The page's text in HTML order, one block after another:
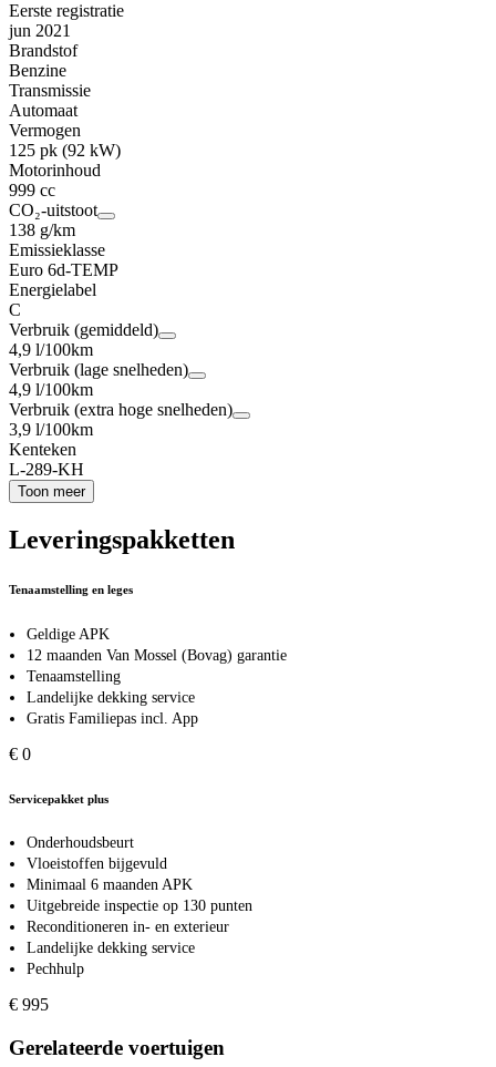
Eerste registratie
jun 2021
Brandstof
Benzine
Transmissie
Automaat
Vermogen
125 pk (92 kW)
Motorinhoud
999 cc
CO₂-uitstoot
138 g/km
Emissieklasse
Euro 6d-TEMP
Energielabel
C
Verbruik (gemiddeld)
4,9 l/100km
Verbruik (lage snelheden)
4,9 l/100km
Verbruik (extra hoge snelheden)
3,9 l/100km
Kenteken
L-289-KH
Toon meer
Leveringspakketten
Tenaamstelling en leges
Geldige APK
12 maanden Van Mossel (Bovag) garantie
Tenaamstelling
Landelijke dekking service
Gratis Familiepas incl. App
€ 0
Servicepakket plus
Onderhoudsbeurt
Vloeistoffen bijgevuld
Minimaal 6 maanden APK
Uitgebreide inspectie op 130 punten
Reconditioneren in- en exterieur
Landelijke dekking service
Pechhulp
€ 995
Gerelateerde voertuigen